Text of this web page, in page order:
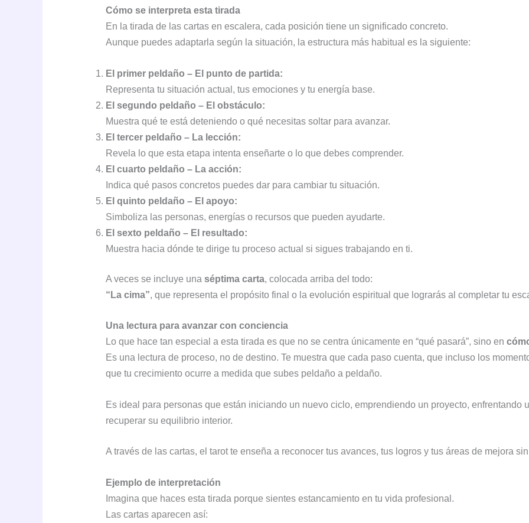
Cómo se interpreta esta tirada
En la tirada de las cartas en escalera, cada posición tiene un significado concreto.
Aunque puedes adaptarla según la situación, la estructura más habitual es la siguiente:
El primer peldaño – El punto de partida:
Representa tu situación actual, tus emociones y tu energía base.
El segundo peldaño – El obstáculo:
Muestra qué te está deteniendo o qué necesitas soltar para avanzar.
El tercer peldaño – La lección:
Revela lo que esta etapa intenta enseñarte o lo que debes comprender.
El cuarto peldaño – La acción:
Indica qué pasos concretos puedes dar para cambiar tu situación.
El quinto peldaño – El apoyo:
Simboliza las personas, energías o recursos que pueden ayudarte.
El sexto peldaño – El resultado:
Muestra hacia dónde te dirige tu proceso actual si sigues trabajando en ti.
A veces se incluye una séptima carta, colocada arriba del todo:
“La cima”, que representa el propósito final o la evolución espiritual que lograrás al completar tu
Una lectura para avanzar con conciencia
Lo que hace tan especial a esta tirada es que no se centra únicamente en “qué pasará”, sino en
Es una lectura de proceso, no de destino. Te muestra que cada paso cuenta, que incluso los
que tu crecimiento ocurre a medida que subes peldaño a peldaño.
Es ideal para personas que están iniciando un nuevo ciclo, emprendiendo un proyecto, enfrentando
recuperar su equilibrio interior.
A través de las cartas, el tarot te enseña a reconocer tus avances, tus logros y tus áreas de mejora
Ejemplo de interpretación
Imagina que haces esta tirada porque sientes estancamiento en tu vida profesional.
Las cartas aparecen así: